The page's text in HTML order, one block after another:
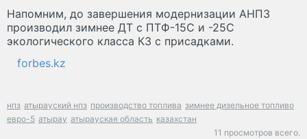
Напомним, до завершения модернизации АНПЗ
производил зимнее ДТ с ПТФ-15С и -25С
экологического класса К3 с присадками.
forbes.kz
нпз атырауский нпз производство топлива зимнее дизельное топливо
евро-5 атырау атырауская область казахстан
11 просмотров всего.